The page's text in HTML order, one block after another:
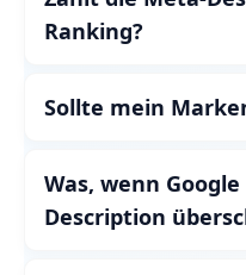
Ranking?
Sollte mein
Was, wenn
Description